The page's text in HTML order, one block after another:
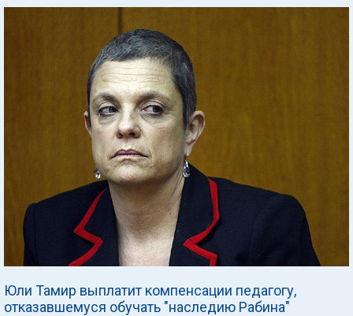
Юли Тамир выплатит компенсации педагогу,
отказавшемуся обучать "наследию Рабина"